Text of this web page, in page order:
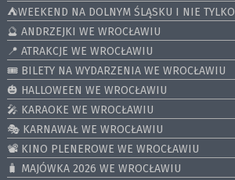
⛺️WEEKEND NA DOLNYM ŚLĄSKU I NIE TYLKO
🔮 ANDRZEJKI WE WROCŁAWIU
📍 ATRAKCJE WE WROCŁAWIU
🎟️ BILETY NA WYDARZENIA WE WROCŁAWIU
🎃 HALLOWEEN WE WROCŁAWIU
🎤 KARAOKE WE WROCŁAWIU
🎭 KARNAWAŁ WE WROCŁAWIU
📽️ KINO PLENEROWE WE WROCŁAWIU
🧳 MAJÓWKA 2026 WE WROCŁAWIU